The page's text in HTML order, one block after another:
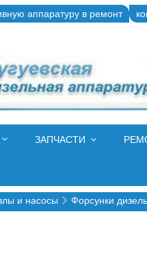
аппаратуру в ремонт
ЗАПЧАСТИ
и насосы Форсунки